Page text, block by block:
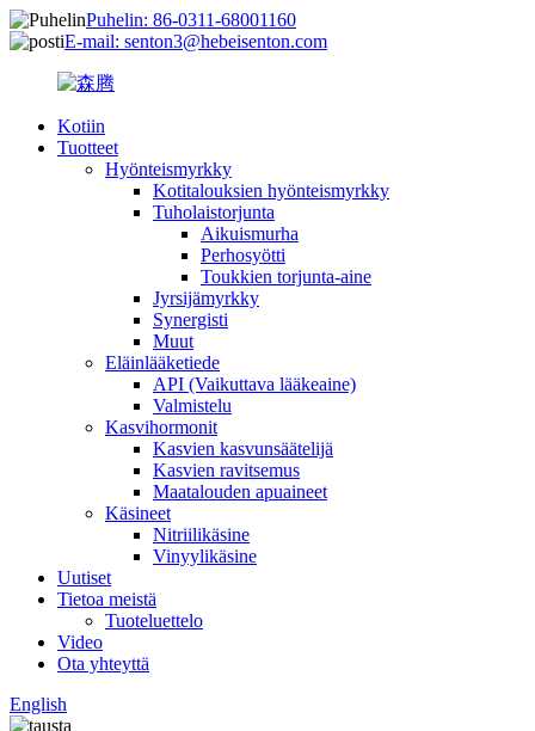
Puhelin: 86-0311-68001160
E-mail: senton3@hebeisenton.com
Kotiin
Tuotteet
Hyönteismyrkky
Kotitalouksien hyönteismyrkky
Tuholaistorjunta
Aikuismurha
Perhosyötti
Toukkien torjunta-aine
Jyrsijämyrkky
Synergisti
Muut
Eläinlääketiede
API (Vaikuttava lääkeaine)
Valmistelu
Kasvihormonit
Kasvien kasvunsäätelijä
Kasvien ravitsemus
Maatalouden apuaineet
Käsineet
Nitriilikäsine
Vinyylikäsine
Uutiset
Tietoa meistä
Tuoteluettelo
Video
Ota yhteyttä
English